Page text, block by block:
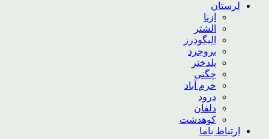
لرستان
ازنا
الشتر
الیگودرز
بروجرد
پلدختر
چگنی
خرم آباد
درود
دلفان
کوهدشت
ارتباط باما